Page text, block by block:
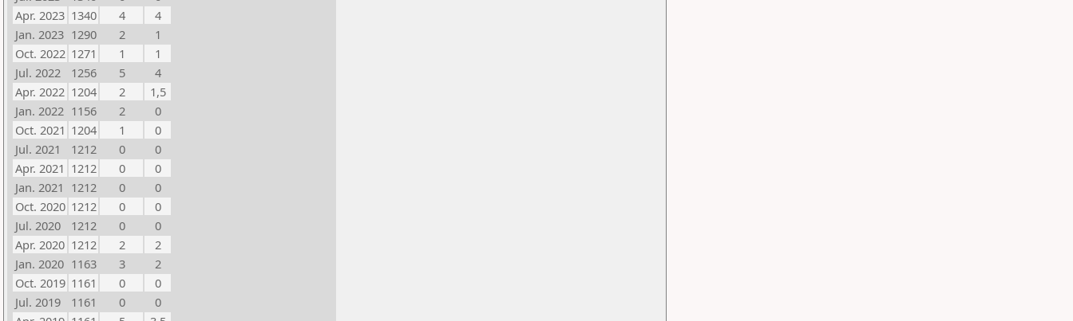
Apr. 2023 1340 4
4
Jan. 2023 1290 2
1
Oct. 2022 1271 1
1
Jul. 2022
1256 5
4
Apr. 2022 1204 2
1,5
Jan. 2022 1156 2
0
Oct. 2021 1204 1
0
Jul. 2021
1212 0
0
Apr. 2021 1212 0
0
Jan. 2021 1212 0
0
Oct. 2020 1212 0
0
Jul. 2020
1212 0
0
Apr. 2020 1212 2
2
Jan. 2020 1163 3
2
Oct. 2019 1161 0
0
Jul. 2019
1161 0
0